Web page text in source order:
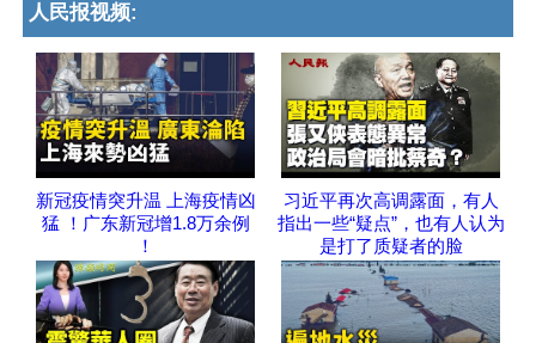
人民报视频:
新冠疫情突升温 上海疫情凶
猛 ！广东新冠增1.8万余例
！
习近平再次高调露面，有人
指出一些“疑点”，也有人认为
是打了质疑者的脸